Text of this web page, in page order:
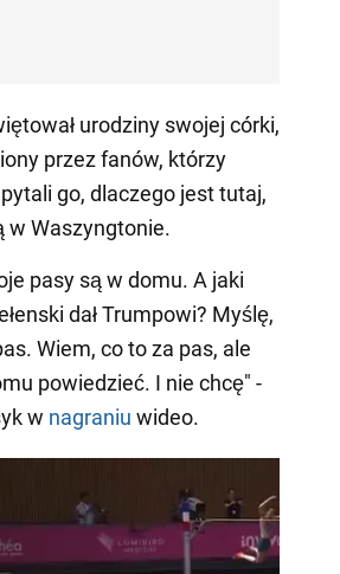
urodziny swojej córki,
przez fanów, którzy
go, dlaczego jest tutaj,
w Waszyngtonie.
pasy są w domu. A jaki
dał Trumpowi? Myślę,
Wiem, co to za pas, ale
powiedzieć. I nie chcę" -
w nagraniu wideo.